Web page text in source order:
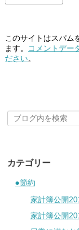
このサイトはスパム
ます。
コメントデー
ださい。
カテゴリー
●節約
家計簿公開
家計簿公開